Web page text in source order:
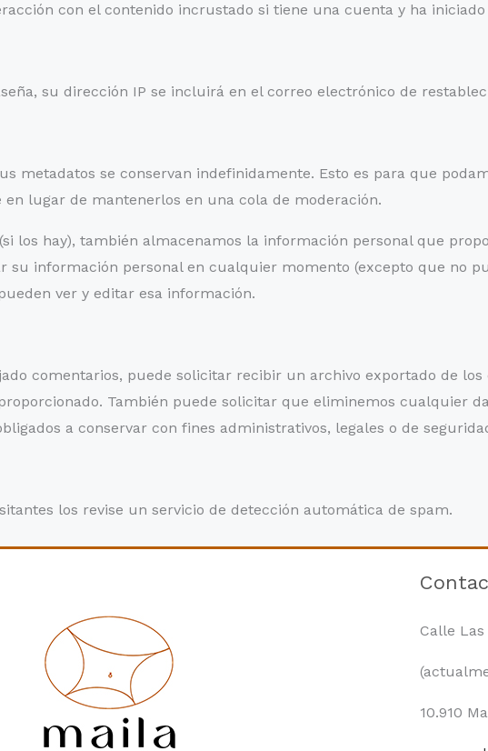
con el contenido incrustado si tiene una cuenta y ha iniciado
su dirección IP se incluirá en el correo electrónico de
metadatos se conservan indefinidamente. Esto es para que
lugar de mantenerlos en una cola de moderación.
los hay), también almacenamos la información personal que
su información personal en cualquier momento (excepto que no
ver y editar esa información.
comentarios, puede solicitar recibir un archivo exportado de los
También puede solicitar que eliminemos cualquier
a conservar con fines administrativos, legales o de
los revise un servicio de detección automática de spam.
Calle Las
10.910